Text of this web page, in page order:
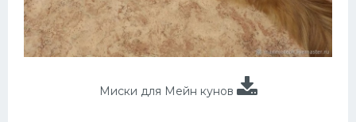
Миски для Мейн кунов